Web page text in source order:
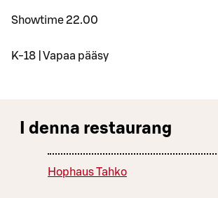
Showtime 22.00
K-18 | Vapaa pääsy
I denna restaurang
Hophaus Tahko